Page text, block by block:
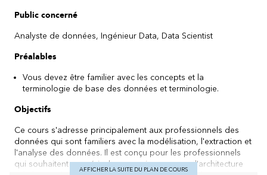
Public concerné
Analyste de données, Ingénieur Data, Data Scientist
Préalables
Vous devez être familier avec les concepts et la
terminologie de base des données et terminologie.
Objectifs
Ce cours s'adresse principalement aux professionnels des
données qui sont familiers avec la modélisation, l'extraction et
l'analyse des données. Il est conçu pour les professionnels
qui souhaitent acquérir des connaissances sur l'architecture
AFFICHER LA SUITE DU PLAN DE COURS